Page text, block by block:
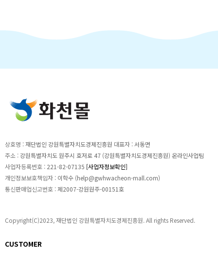
상호명 :재단법인 강원특별자치도경제진흥원 대표자 :서동면
주소 :강원특별자치도 원주시 호저로 47 (강원특별자치도경제진흥원) 온라인사업팀
사업자등록번호 : 221-82-07135 [사업자정보확인]
개인정보보호책임자 : 이학수 (help@gwhwacheon-mall.com)
통신판매업신고번호 :제2007-강원원주-00151호
Copyright(C)2023, 재단법인 강원특별자치도경제진흥원. All rights Reserved.
CUSTOMER